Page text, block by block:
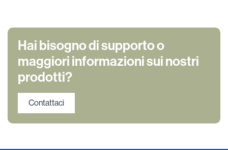
Hai bisogno di supporto o
maggiori informazioni sui nostri
prodotti?
Contattaci